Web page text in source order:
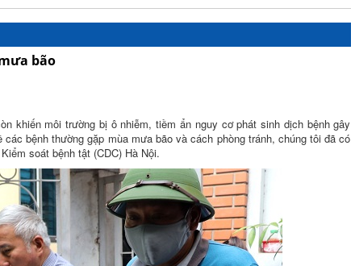
bão
khiến môi trường bị ô nhiễm, tiềm ẩn nguy cơ phát sinh dịch bệnh gây
bệnh thường gặp mùa mưa bão và cách phòng tránh, chúng tôi đã có
soát bệnh tật (CDC) Hà Nội.